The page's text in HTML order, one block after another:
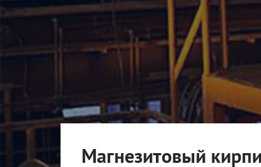
Магнезитовый